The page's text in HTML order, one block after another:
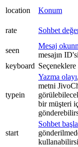
location Konum
rate
Sohbet
seen
Mesaj
mesajın
keyboard
typein
Yazma olayı
metni
bir müşteri
start
Sohbet